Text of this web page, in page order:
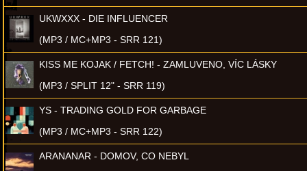
UKWXXX - DIE INFLUENCER
(MP3 / MC+MP3 - SRR 121)
KISS ME KOJAK / FETCH! - ZAMLUVENO, VÍC LÁSKY
(MP3 / SPLIT 12" - SRR 119)
YS - TRADING GOLD FOR GARBAGE
(MP3 / MC+MP3 - SRR 122)
ARANANAR - DOMOV, CO NEBYL